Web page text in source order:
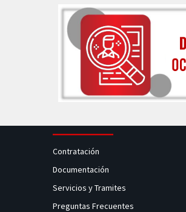
Contratación
Documentación
Servicios y Tramites
Preguntas Frecuentes